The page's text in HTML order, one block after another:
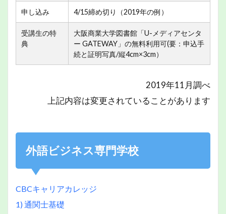
申し込み 4/15締め切り（2019年の例）
受講生の特
典
大阪商業大学図書館「U-メディアセンタ
ー GATEWAY」の無料利用可(要：申込手
続と証明写真/縦4cm×3cm）
2019年11月調べ
上記内容は変更されていることがあります
外語ビジネス専門学校
CBCキャリアカレッジ
1) 通関士基礎